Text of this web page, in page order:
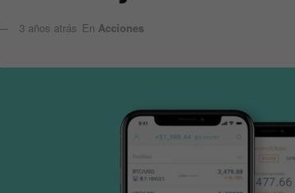
3 años atrás En Acciones